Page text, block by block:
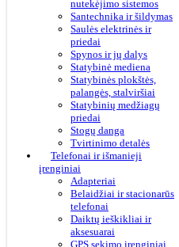
nutekėjimo sistemos
Santechnika ir šildymas
Saulės elektrinės ir
priedai
Spynos ir jų dalys
Statybinė mediena
Statybinės plokštės,
palangės, stalviršiai
Statybinių medžiagų
priedai
Stogų danga
Tvirtinimo detalės
Telefonai ir išmanieji
įrenginiai
Adapteriai
Belaidžiai ir stacionarūs
telefonai
Daiktų ieškikliai ir
aksesuarai
GPS sekimo įrenginiai